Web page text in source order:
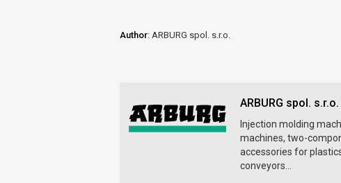
Author: ARBURG spol. s.r.o.
ARBURG spol. s.r.o.
Injection molding
machines, two-
accessories for
conveyors...